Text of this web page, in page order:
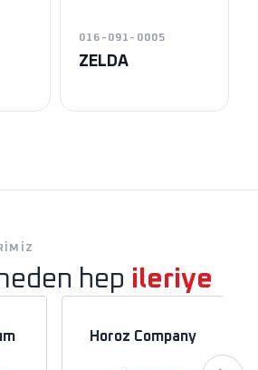
016-091-0005
ZELDA
hep ileriye
Horoz Company